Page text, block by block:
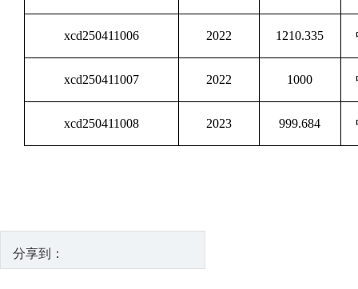
xcd250411006 2022 1210.335
xcd250411007 2022 1000
xcd250411008 2023 999.684
分享到：